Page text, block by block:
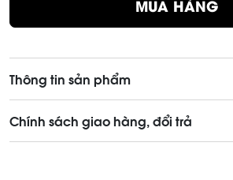
MUA HÀNG
Thông tin sản phẩm
Chính sách giao hàng, đổi trả